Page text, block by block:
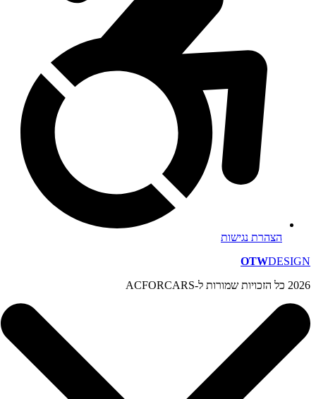
הצהרת נגישות
OTWDESIGN
2026 כל הזכויות שמורות ל-ACFORCARS